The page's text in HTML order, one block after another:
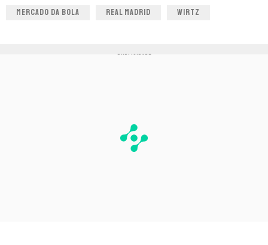
MERCADO DA BOLA REAL MADRID WIRTZ
PUBLICIDADE